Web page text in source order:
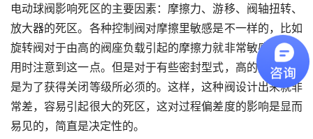
电动球阀影响死区的主要因素：摩擦力、游移、阀轴扭转、
放大器的死区。各种控制阀对摩擦里敏感是不一样的，比如
旋转阀对于由高的阀座负载引起的摩擦力就非常敏感，故使
用时注意到这一点。但是对于有些密封型式，高的阀座负载
是为了获得关闭等级所必须的。这样，这种阀设计出来就非
常差，容易引起很大的死区，这对过程偏差度的影响是显而
易见的，简直是决定性的。